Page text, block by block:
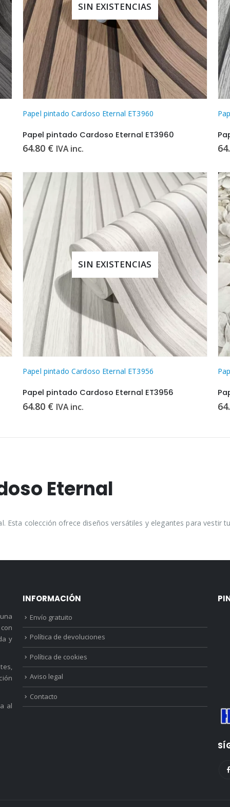
SIN EXISTENCIAS
Papel pintado Cardoso Eternal ET3960
Papel pintado Cardoso Eternal ET3960
64.80 € IVA inc.
SIN EXISTENCIAS
Papel pintado Cardoso Eternal ET3956
Papel pintado Cardoso Eternal ET3956
64.80 € IVA inc.
Eternal
colección ofrece diseños versátiles y elegantes para vestir
y
al
INFORMACIÓN
Envío gratuito
Política de devoluciones
Política de cookies
Aviso legal
Contacto